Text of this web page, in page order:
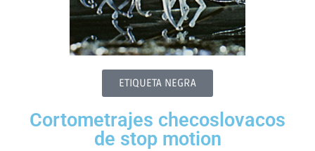
ETIQUETA NEGRA
Cortometrajes checoslovacos
de stop motion